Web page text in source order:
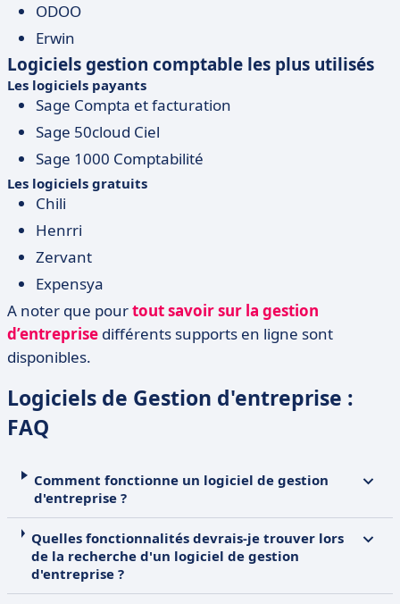
ODOO
Erwin
Logiciels gestion comptable les plus utilisés
Les logiciels payants
Sage Compta et facturation
Sage 50cloud Ciel
Sage 1000 Comptabilité
Les logiciels gratuits
Chili
Henrri
Zervant
Expensya
A noter que pourtout savoir sur la gestion
d’entreprise différents supports en ligne sont
disponibles.
Logiciels de Gestion d'entreprise :
FAQ
Comment fonctionne un logiciel de gestion
d'entreprise ?
Quelles fonctionnalités devrais-je trouver lors
de la recherche d'un logiciel de gestion
d'entreprise ?